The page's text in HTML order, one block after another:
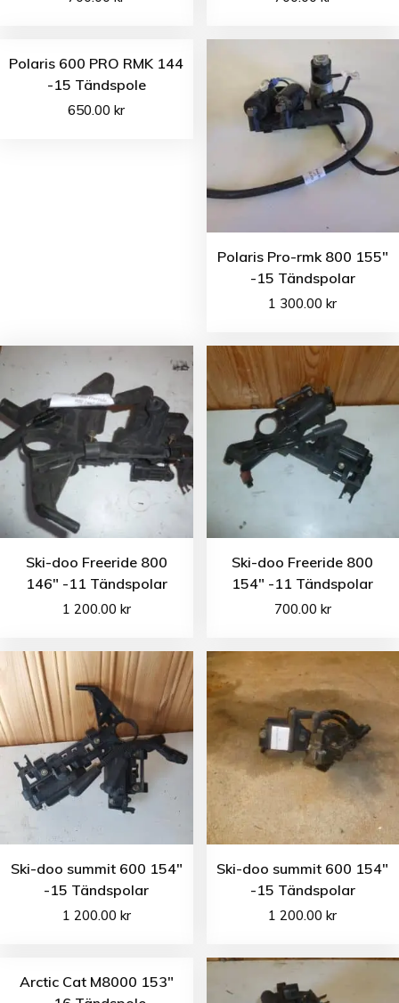
Polaris 600 PRO RMK 144
-15 Tändspole
650.00kr
Polaris Pro-rmk 800 155″
-15 Tändspolar
1 300.00kr
Ski-doo Freeride 800
146″ -11 Tändspolar
1 200.00 kr
Ski-doo Freeride 800
154″ -11 Tändspolar
700.00 kr
Ski-doo summit 600 154″
-15 Tändspolar
1 200.00 kr
Ski-doo summit 600 154″
-15 Tändspolar
1 200.00kr
Arctic Cat M8000 153″